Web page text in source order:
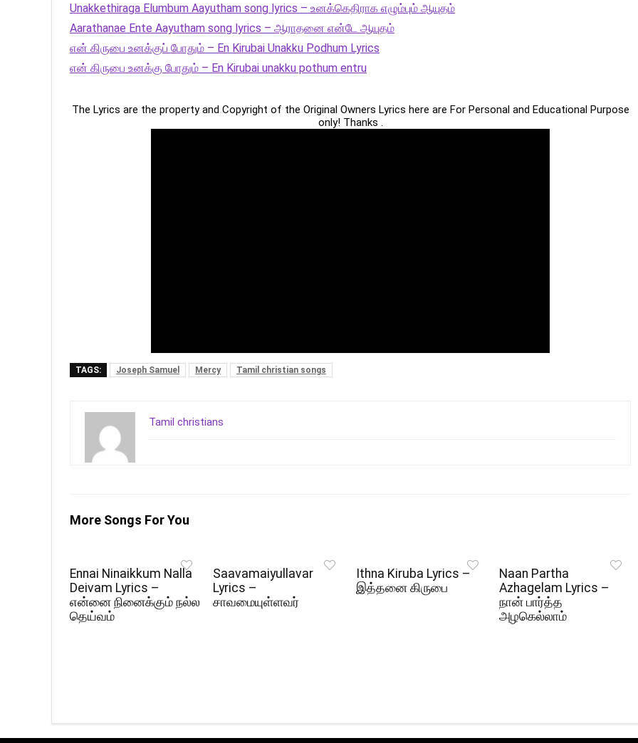
Unakkethiraga Elumbum Aayutham song lyrics – உனக்கெதிராக எழும்பும் ஆயுதம்
Aarathanae Ente Aayutham song lyrics – ஆராதனை என்டே ஆயுதம்
என் கிருபை உனக்குப் போதும் – En Kirubai Unakku Podhum Lyrics
என் கிருபை உனக்கு போதும் – En Kirubai unakku pothum entru
The Lyrics are the property and Copyright of the Original Owners Lyrics here are For Personal and Educational Purpose
only! Thanks .
TAGS: Joseph Samuel Mercy Tamil christian songs
Tamil christians
More Songs For You
Ennai Ninaikkum Nalla
Deivam Lyrics –
என்னை நினைக்கும் நல்ல
தெய்வம்
Saavamaiyullavar
Lyrics –
சாவமையுள்ளவர்
Ithna Kiruba Lyrics –
இத்தனை கிருபை
Naan Partha
Azhagelam Lyrics –
நான் பார்த்த
அழகெல்லாம்